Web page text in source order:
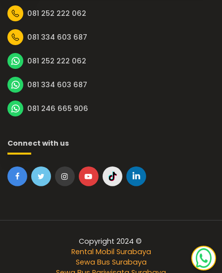
081 252 222 062
081 334 603 687
081 252 222 062
081 334 603 687
081 246 665 906
Connect with us
Copyright 2024 ©
Rental Mobil Surabaya
Sewa Bus Surabaya